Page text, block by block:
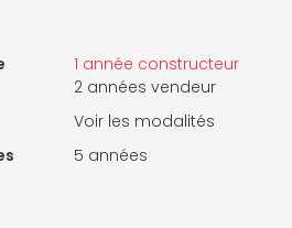
1 année constructeur
2 années vendeur
Voir les modalités
5 années